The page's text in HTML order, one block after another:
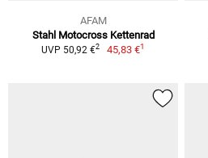
AFAM
Stahl Motocross Kettenrad
UVP 50,92 €2 45,83 €1